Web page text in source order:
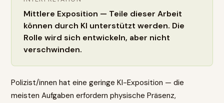
Mittlere Exposition — Teile dieser Arbeit
können durch KI unterstützt werden. Die
Rolle wird sich entwickeln, aber nicht
verschwinden.
Polizist/innen hat eine geringe KI-Exposition — die
meisten Aufgaben erfordern physische Präsenz,